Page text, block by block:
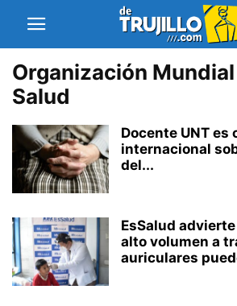
Organización
Salud
Docente UNT es
internacional
del...
EsSalud
alto volumen a
auriculares